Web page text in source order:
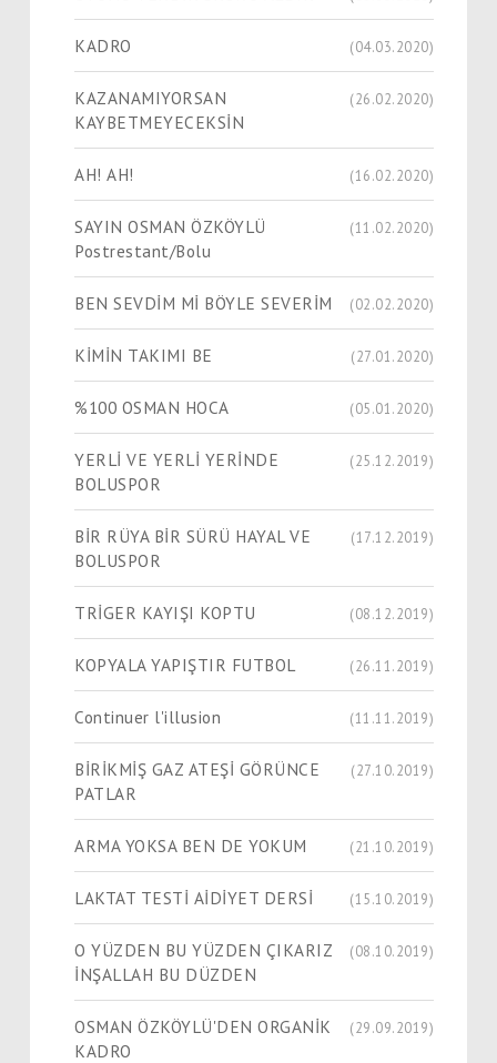
KADRO (04.03.2020)
KAZANAMIYORSAN
KAYBETMEYECEKSİN
(26.02.2020)
AH! AH! (16.02.2020)
SAYIN OSMAN ÖZKÖYLÜ
Postrestant/Bolu
(11.02.2020)
BEN SEVDİM Mİ BÖYLE SEVERİM (02.02.2020)
KİMİN TAKIMI BE (27.01.2020)
%100 OSMAN HOCA (05.01.2020)
YERLİ VE YERLİ YERİNDE
BOLUSPOR
(25.12.2019)
BİR RÜYA BİR SÜRÜ HAYAL VE
BOLUSPOR
(17.12.2019)
TRİGER KAYIŞI KOPTU (08.12.2019)
KOPYALA YAPIŞTIR FUTBOL (26.11.2019)
Continuer l'illusion (11.11.2019)
BİRİKMİŞ GAZ ATEŞİ GÖRÜNCE
PATLAR
(27.10.2019)
ARMA YOKSA BEN DE YOKUM (21.10.2019)
LAKTAT TESTİ AİDİYET DERSİ (15.10.2019)
O YÜZDEN BU YÜZDEN ÇIKARIZ
İNŞALLAH BU DÜZDEN
(08.10.2019)
OSMAN ÖZKÖYLÜ'DEN ORGANİK
KADRO
(29.09.2019)